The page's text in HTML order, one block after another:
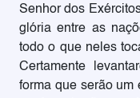
Senhor dos
glória entre as
todo o que neles
Certamente
forma que serão um